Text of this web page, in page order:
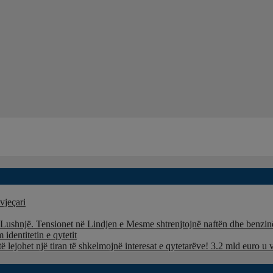
Tensionet në Lindjen e Mesme shtrenjtojnë naftën dhe
identitetin e qytetit
një tiran të shkelmojnë interesat e qytetarëve! 3.2 mld euro u